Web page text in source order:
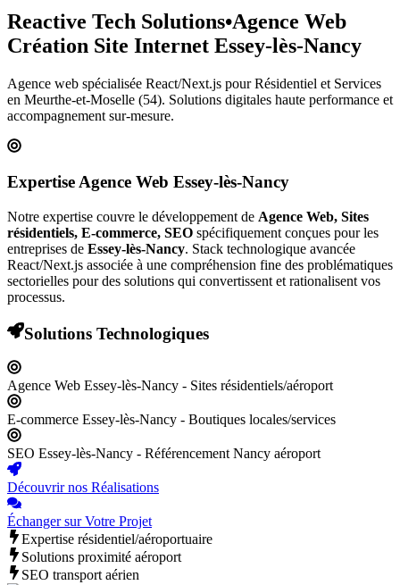
Reactive Tech Solutions•Agence Web
Création Site Internet Essey-lès-Nancy
Agence web spécialisée React/Next.js pourRésidentiel et Services
en Meurthe-et-Moselle (54). Solutions digitales haute performance et
accompagnement sur-mesure.
Expertise Agence Web Essey-lès-Nancy
Notre expertise couvre le développement de Agence Web, Sites
résidentiels, E-commerce, SEO spécifiquement conçues pour les
entreprises de Essey-lès-Nancy. Stack technologique avancée
React/Next.js associée à une compréhension fine des problématiques
sectorielles pour des solutions qui convertissent et rationalisent vos
processus.
Solutions Technologiques
Agence Web Essey-lès-Nancy - Sites résidentiels/aéroport
E-commerce Essey-lès-Nancy - Boutiques locales/services
SEO Essey-lès-Nancy - Référencement Nancy aéroport
Découvrir nos Réalisations
Échanger sur Votre Projet
Expertise résidentiel/aéroportuaire
Solutions proximité aéroport
SEO transport aérien